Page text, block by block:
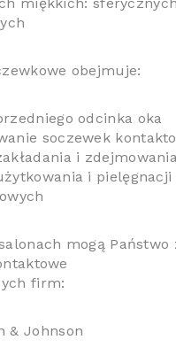
obejmuje:
odcinka oka
soczewek
i
i pielęgnacji
mogą Państwo
firm:
& Johnson